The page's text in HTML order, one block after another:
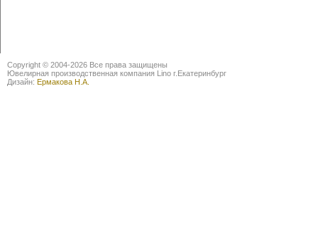
Copyright © 2004-2026 Все права защищены
Ювелирная производственная компания Lino г.Екатеринбург
Дизайн: Ермакова Н.А.